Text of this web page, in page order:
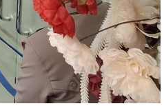
Ketua DPW dan DPD, Zulhas
Kader PAN Sumbar Kompak